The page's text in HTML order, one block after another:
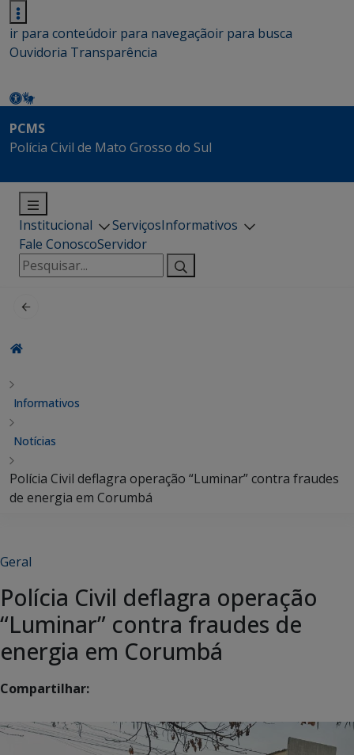
ir para conteúdoir para navegaçãoir para busca
Ouvidoria Transparência
PCMS
Polícia Civil de Mato Grosso do Sul
Institucional ServiçosInformativos
Fale ConoscoServidor
Pesquisar
por:
Informativos
Notícias
Polícia Civil deflagra operação “Luminar” contra fraudes
de energia em Corumbá
Geral
Polícia Civil deflagra operação
“Luminar” contra fraudes de
energia em Corumbá
Compartilhar: